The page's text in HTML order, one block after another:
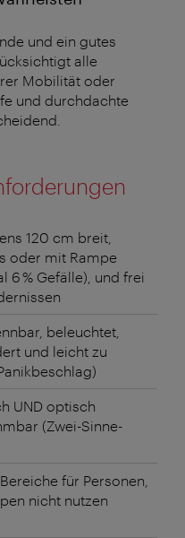
und ein gutes
alle
Mobilität oder
und durchdachte
120 cm breit,
oder mit Rampe
6 % Gefälle), und frei
beleuchtet,
und leicht zu
UND optisch
(Zwei-Sinne-
für Personen,
nicht nutzen